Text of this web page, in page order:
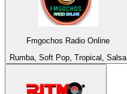
Fmgochos Radio Online
Rumba, Soft Pop, Tropical, Salsa